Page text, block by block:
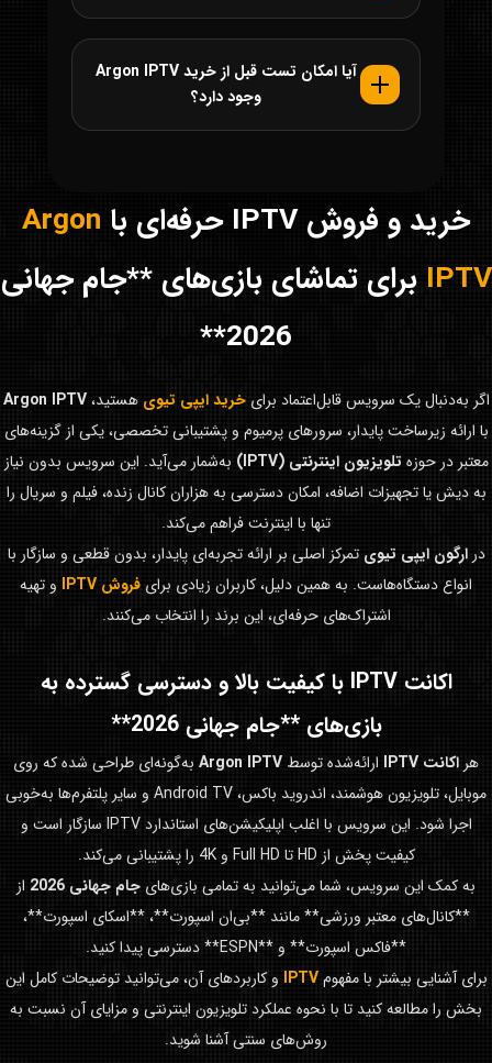
آیا امکان تست قبل از خرید Argon IPTV
وجود دارد؟
خرید و فروش IPTV حرفه‌ای با
Argon
IPTV برای تماشای بازی‌های **جام جهانی
2026**
اگر به‌دنبال یک سرویس قابل‌اعتماد برایخرید ایپی تیوی هستید،Argon IPTV
با ارائه زیرساخت پایدار، سرورهای پرمیوم و پشتیبانی تخصصی، یکی از گزینه‌های
معتبر در حوزه تلویزیون اینترنتی (IPTV)
به‌شمار می‌آید. این سرویس بدون نیاز
به دیش یا تجهیزات اضافه، امکان دسترسی به هزاران کانال زنده، فیلم و سریال را
تنها با اینترنت فراهم می‌کند.
درارگون ایپی تیوی تمرکز اصلی بر ارائه تجربه‌ای پایدار، بدون قطعی و سازگار با
انواع دستگاه‌هاست. به همین دلیل، کاربران زیادی برای فروش IPTV
و تهیه
اشتراک‌های حرفه‌ای، این برند را انتخاب می‌کنند.
اکانت IPTV با کیفیت بالا و دسترسی گسترده به
بازی‌های **جام جهانی 2026**
هر اکانت IPTV ارائه‌شده توسط Argon IPTV به‌گونه‌ای طراحی شده که روی
موبایل، تلویزیون هوشمند، اندروید باکس، Android TV و سایر پلتفرم‌ها به‌خوبی
اجرا شود. این سرویس با اغلب اپلیکیشن‌های استاندارد IPTV سازگار است و
کیفیت پخش از HD تا Full HD و 4K را پشتیبانی می‌کند.
به کمک این سرویس، شما می‌توانید به تمامی بازی‌های جام جهانی 2026
از
**کانال‌های معتبر ورزشی** مانند **بی‌ان اسپورت**، **اسکای اسپورت**،
**فاکس اسپورت** و **ESPN** دسترسی پیدا کنید.
برای آشنایی بیشتر با مفهومIPTV و کاربردهای آن، می‌توانید توضیحات کامل این
بخش را مطالعه کنید تا با نحوه عملکرد تلویزیون اینترنتی و مزایای آن نسبت به
روش‌های سنتی آشنا شوید.